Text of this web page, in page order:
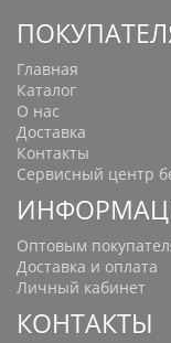
Главная
Каталог
О нас
Доставка
Контакты
Сервисный центр
Оптовым
Доставка и оплата
Личный кабинет
КОНТАКТЫ